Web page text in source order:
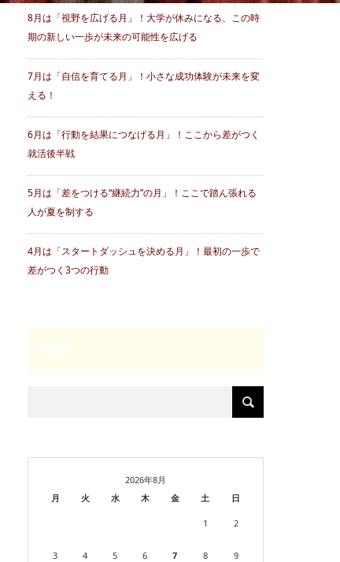
8月は「視野を広げる月」！大学が休みになる、この時
期の新しい一歩が未来の可能性を広げる
7月は「自信を育てる月」！小さな成功体験が未来を変
える！
6月は「行動を結果につなげる月」！ここから差がつく
就活後半戦
5月は「差をつける“継続力”の月」！ここで踏ん張れる
人が夏を制する
4月は「スタートダッシュを決める月」！最初の一歩で
差がつく3つの行動
2026年8月
月
火 水 木 金 土 日
1 2
3 4 5 6 7 8 9